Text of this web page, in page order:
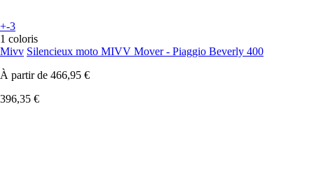
+-3
1 coloris
Mivv Silencieux moto MIVV Mover - Piaggio Beverly 400
À partir de 466,95 €
396,35 €